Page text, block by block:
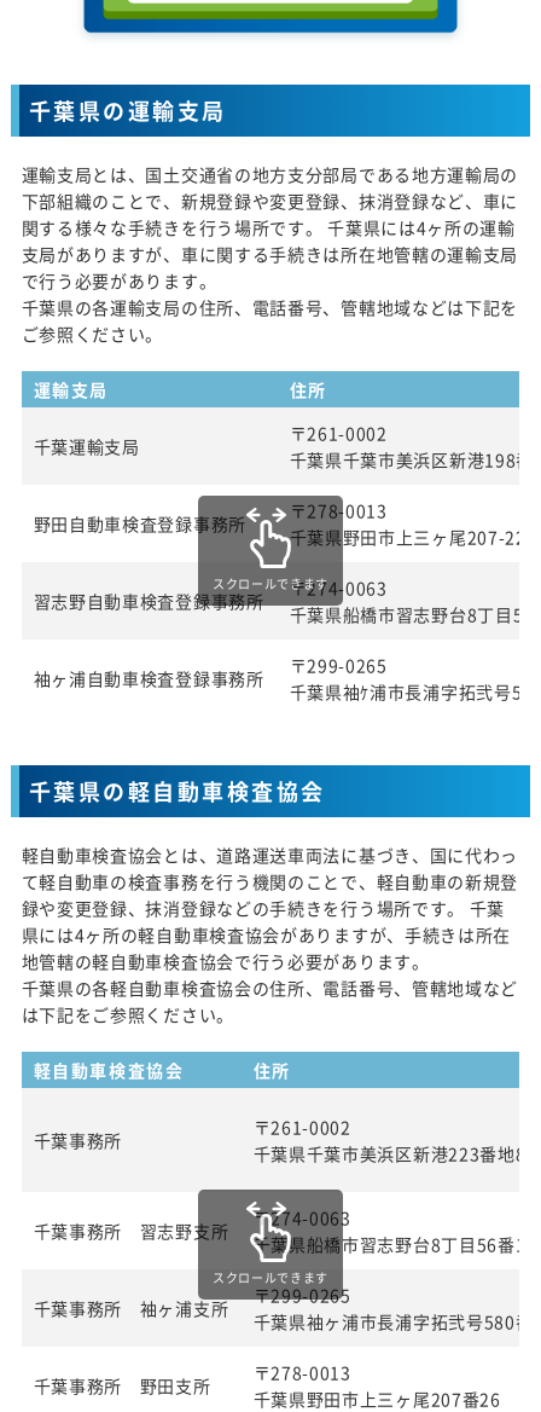
千葉県の運輸支局
運輸支局とは、国土交通省の地方支分部局である地方運輸局の
下部組織のことで、新規登録や変更登録、抹消登録など、車に
関する様々な手続きを行う場所です。 千葉県には4ヶ所の運輸
支局がありますが、車に関する手続きは所在地管轄の運輸支局
で行う必要があります。
千葉県の各運輸支局の住所、電話番号、管轄地域などは下記を
ご参照ください。
運輸支局 住所
千葉運輸支局
〒261-0002
千葉県千葉市美浜区新港198番
野田自動車検査登録事務所
〒278-0013
千葉県野田市上三ヶ尾207-22
習志野自動車検査登録事務所
〒274-0063
千葉県船橋市習志野台8丁目57
袖ヶ浦自動車検査登録事務所
〒299-0265
千葉県袖ｹ浦市長浦字拓弐号
スクロールできます
千葉県の軽自動車検査協会
軽自動車検査協会とは、道路運送車両法に基づき、国に代わっ
て軽自動車の検査事務を行う機関のことで、軽自動車の新規登
録や変更登録、抹消登録などの手続きを行う場所です。 千葉
県には4ヶ所の軽自動車検査協会がありますが、手続きは所在
地管轄の軽自動車検査協会で行う必要があります。
千葉県の各軽自動車検査協会の住所、電話番号、管轄地域など
は下記をご参照ください。
軽自動車検査協会 住所
千葉事務所
〒261-0002
千葉県千葉市美浜区新港223番地8
千葉事務所 習志野支所
〒274-0063
千葉県船橋市習志野台8丁目56番1
千葉事務所 袖ヶ浦支所
〒299-0265
千葉県袖ヶ浦市長浦字拓弐号580番
千葉事務所 野田支所
〒278-0013
千葉県野田市上三ヶ尾207番26
スクロールできます